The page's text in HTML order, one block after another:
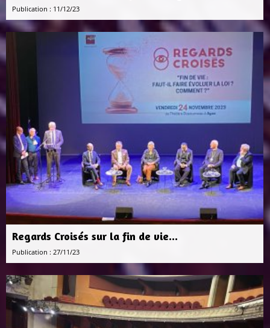
Publication : 11/12/23
Regards Croisés sur la fin de vie...
Publication : 27/11/23